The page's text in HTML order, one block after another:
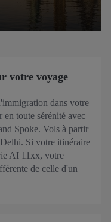
votre voyage
dans votre
toute sérénité avec
Spoke. Vols à partir
Si votre itinéraire
AI 11xx, votre
de celle d'un